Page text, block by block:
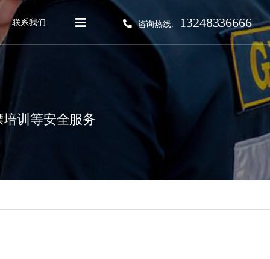
联系我们 咨询热线: 13248336666
训等安全服务